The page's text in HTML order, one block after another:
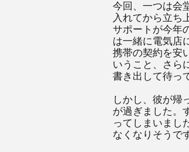
今回、一つは会
入れてから立ち
サポートが今年
は一緒に電気店
携帯の契約を安
いうこと、さら
書き出して待っ
しかし、彼が帰
が過ぎました。
ってしまいまし
なくなりそうで